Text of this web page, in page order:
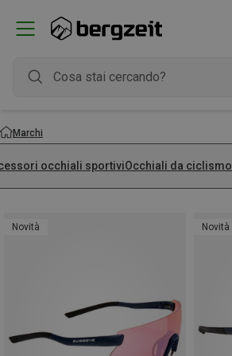
Marchi
occhiali sportiviOcchiali da ciclismo
Novità Novità